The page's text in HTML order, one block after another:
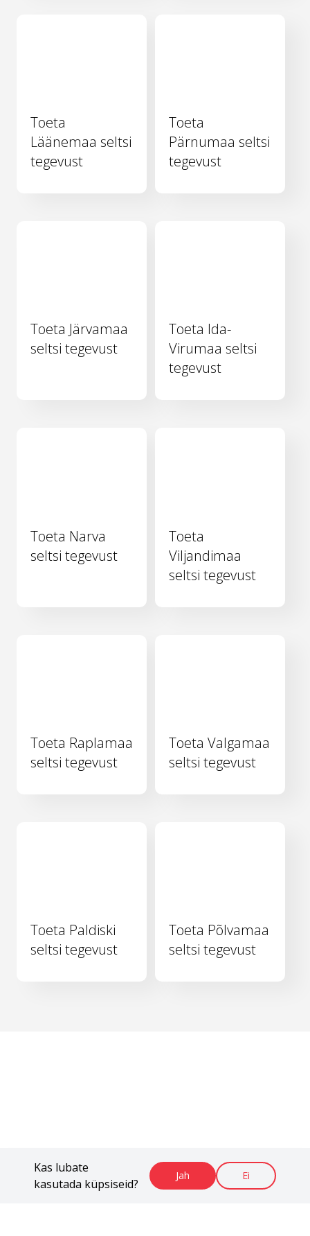
Kas lubate
kasutada küpsiseid?
Jah Ei
Toeta
Läänemaa seltsi
tegevust
Toeta
Pärnumaa seltsi
tegevust
Toeta Järvamaa
seltsi tegevust
Toeta Ida-
Virumaa seltsi
tegevust
Toeta Narva
seltsi tegevust
Toeta
Viljandimaa
seltsi tegevust
Toeta Raplamaa
seltsi tegevust
Toeta Valgamaa
seltsi tegevust
Toeta Paldiski
seltsi tegevust
Toeta Põlvamaa
seltsi tegevust